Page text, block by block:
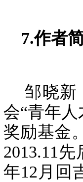
7.作者
邹晓新
会“青年
奖励基金
2013.11
年12月回